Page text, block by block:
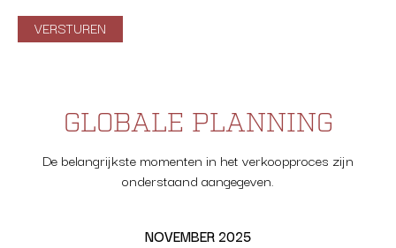
toewijzing van een woning ontleend worden.
In verband met de privacy verordening maken wij je erop attent, dat
Rabobank en/of Dupree Makelaars.
VERSTUREN
GLOBALE PLANNING
De belangrijkste momenten in het verkoopproces zijn
onderstaand aangegeven.
NOVEMBER 2025